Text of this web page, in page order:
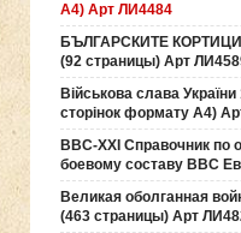
А4) Арт ЛИ4484
БЪЛГАРСКИТЕ КОРТИЦИ
(92 страницы) Арт
Військова слава
сторінок формату А4)
ВВС-ХХI Справочник по
боевому составу ВВС
Великая оболганная
(463 страницы) Арт